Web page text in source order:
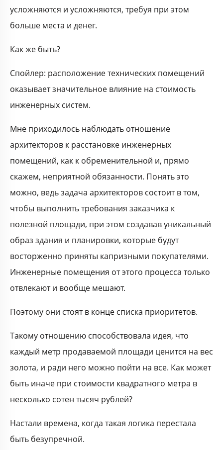
усложняются и усложняются, требуя при этом
больше места и денег.
Как же быть?
Спойлер: расположение технических помещений
оказывает значительное влияние на стоимость
инженерных систем.
Мне приходилось наблюдать отношение
архитекторов к расстановке инженерных
помещений, как к обременительной и, прямо
скажем, неприятной обязанности. Понять это
можно, ведь задача архитекторов состоит в том,
чтобы выполнить требования заказчика к
полезной площади, при этом создавав уникальный
образ здания и планировки, которые будут
восторженно приняты капризными покупателями.
Инженерные помещения от этого процесса только
отвлекают и вообще мешают.
Поэтому они стоят в конце списка приоритетов.
Такому отношению способствовала идея, что
каждый метр продаваемой площади ценится на вес
золота, и ради него можно пойти на все. Как может
быть иначе при стоимости квадратного метра в
несколько сотен тысяч рублей?
Настали времена, когда такая логика перестала
быть безупречной.